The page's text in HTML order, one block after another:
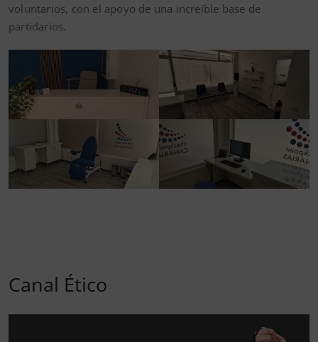
voluntarios, con el apoyo de una increíble base de
partidarios.
Canal Ético